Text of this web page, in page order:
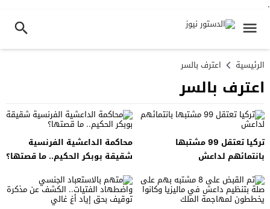
.
الرئيسية اعترف بالسر
اعترف بالسر
تركيا تعتقل 99 مشتبها
بانتمائهم لداعش
محاكمة الداعشية الفرنسية
شقيقة بوبكر الحكيم.. ما قصتها؟